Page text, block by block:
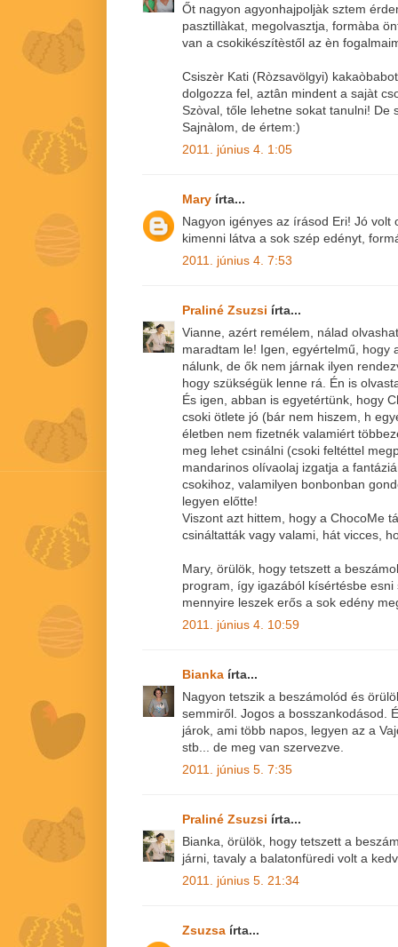
Őt nagyon agyonhajpoljàk sztem
pasztillàkat, megolvasztja, formàba
van a csokikészítèstől az èn
Csiszèr Kati (Ròzsavölgyi)
dolgozza fel, aztân mindent a sajàt
Szòval, tőle lehetne sokat tanulni! De
Sajnàlom, de értem:)
2011. június 4. 1:05
Mary írta...
Nagyon igényes az írásod Eri! Jó volt
kimenni látva a sok szép edényt,
2011. június 4. 7:53
Praliné Zsuzsi írta...
Vianne, azért remélem, nálad
maradtam le! Igen, egyértelmű, hogy
nálunk, de ők nem járnak ilyen
hogy szükségük lenne rá. Én is
És igen, abban is egyetértünk, hogy
csoki ötlete jó (bár nem hiszem, h
életben nem fizetnék valamiért
meg lehet csinálni (csoki feltéttel
mandarinos olívaolaj izgatja a
csokihoz, valamilyen bonbonban
legyen előtte!
Viszont azt hittem, hogy a ChocoMe
csináltatták vagy valami, hát vicces,
Mary, örülök, hogy tetszett a
program, így igazából kísértésbe
mennyire leszek erős a sok edény
2011. június 4. 10:59
Bianka írta...
Nagyon tetszik a beszámolód és
semmiről. Jogos a bosszankodásod.
járok, ami több napos, legyen az a
stb... de meg van szervezve.
2011. június 5. 7:35
Praliné Zsuzsi írta...
Bianka, örülök, hogy tetszett a
járni, tavaly a balatonfüredi volt a
2011. június 5. 21:34
Zsuzsa írta...